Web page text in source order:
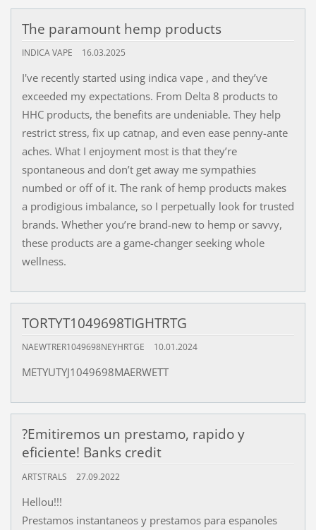
The paramount hemp products
INDICA VAPE 16.03.2025
I've recently started using indica vape , and they’ve
exceeded my expectations. From Delta 8 products to
HHC products, the benefits are undeniable. They help
restrict stress, fix up catnap, and even ease penny-ante
aches. What I enjoyment most is that they’re
spontaneous and don’t get away me sympathies
numbed or off of it. The rank of hemp products makes
a prodigious imbalance, so I perpetually look for trusted
brands. Whether you’re brand-new to hemp or savvy,
these products are a game-changer seeking whole
wellness.
TORTYT1049698TIGHTRTG
NAEWTRER1049698NEYHRTGE 10.01.2024
METYUTYJ1049698MAERWETT
?Emitiremos un prestamo, rapido y
eficiente! Banks credit
ARTSTRALS 27.09.2022
Hellou!!!
Prestamos instantaneos y prestamos para espanoles